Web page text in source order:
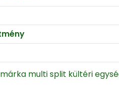
multi split kültéri